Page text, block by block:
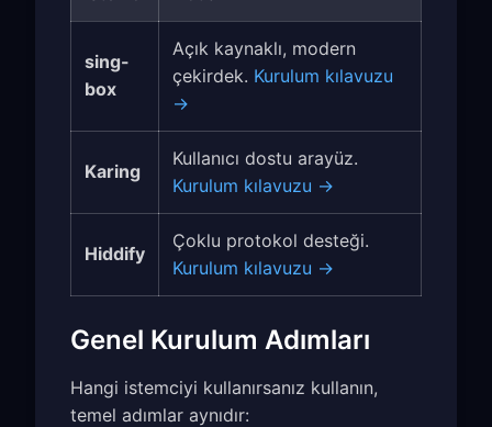
sing-
box
Açık kaynaklı, modern
çekirdek. Kurulum kılavuzu
→
Karing
Kullanıcı dostu arayüz.
Kurulum kılavuzu →
Hiddify
Çoklu protokol desteği.
Kurulum kılavuzu →
Genel Kurulum Adımları
Hangi istemciyi kullanırsanız kullanın,
temel adımlar aynıdır: